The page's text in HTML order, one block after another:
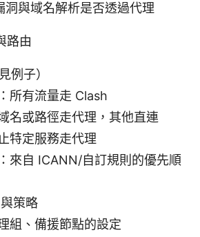
洞與域名解析是否透過代理
路由
例子）
所有流量走 Clash
名或路徑走代理，其他直連
特定服務走代理
來自 ICANN/自訂規則的優先順
策略
組、備援節點的設定